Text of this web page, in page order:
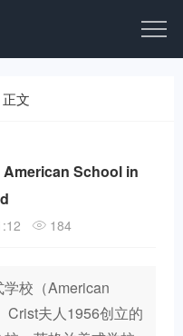
正文
American School in
184
校（American
Crist夫人1956创立的